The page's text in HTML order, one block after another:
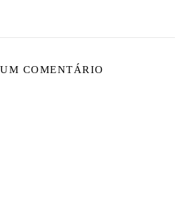
COMENTÁRIO